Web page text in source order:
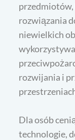
rozwiązania
niewielkich
rozwijania i
Dla osób
technologie,